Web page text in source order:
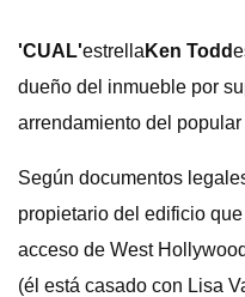
'CUAL'estrella Ken Todd
dueño del inmueble por
arrendamiento del
Según documentos
propietario del edificio
acceso de West
(él está casado con Lisa